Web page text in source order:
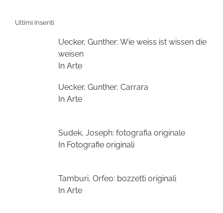
Ultimi Inseriti
Uecker, Gunther: Wie weiss ist wissen die
weisen
In Arte
Uecker, Gunther: Carrara
In Arte
Sudek, Joseph: fotografia originale
In Fotografie originali
Tamburi, Orfeo: bozzetti originali
In Arte